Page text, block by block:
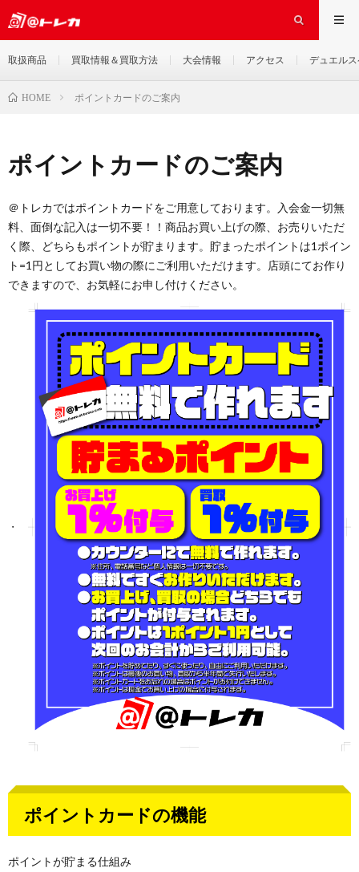
取扱商品 買取情報＆買取方法 大会情報 アクセス デュエル
HOME ポイントカードのご案内
ポイントカードのご案内
＠トレカではポイントカードをご用意しております。入会金一切無
料、面倒な記入は一切不要！！商品お買い上げの際、お売りいただ
く際、どちらもポイントが貯まります。貯まったポイントは1ポイン
ト=1円としてお買い物の際にご利用いただけます。店頭にてお作り
できますので、お気軽にお申し付けください。
ポイントカードの機能
ポイントが貯まる仕組み